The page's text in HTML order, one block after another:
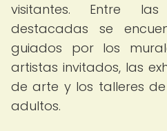
visitantes. Entre
destacadas se
guiados por los
artistas invitados, las
de arte y los talleres
adultos.